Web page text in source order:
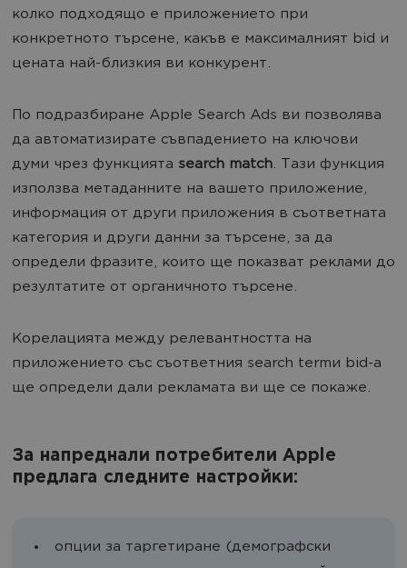
колко подходящо е приложението при
конкретното търсене, какъв е максималният bid и
цената най-близкия ви конкурент.
По подразбиране Apple Search Ads ви позволява
да автоматизирате съвпадението на ключови
думи чрез функцията search match. Тази функция
използва метаданните на вашето приложение,
информация от други приложения в съответната
категория и други данни за търсене, за да
определи фразите, които ще показват реклами до
резултатите от органичното търсене.
Корелацията между релевантността на
приложението със съответния search termи bid-a
ще определи дали рекламата ви ще се покаже.
За напреднали потребители Apple
предлага следните настройки:
oпции за таргетиране (демографски